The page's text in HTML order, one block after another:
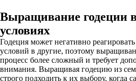
Выращивание годеции
условиях
Годеция может негативно
условий в другие, поэтому
процесс более сложный и требует
внимания. Выращивая годецию из
строго подходить к их выбору, когда